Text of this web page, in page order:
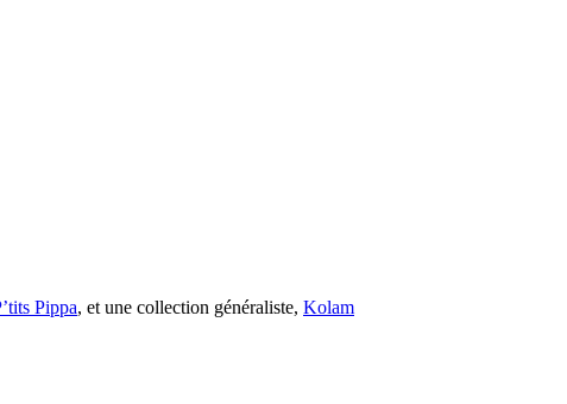
Pippa, et une collection généraliste, Kolam